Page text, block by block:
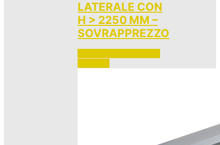
LATERALE CON
H > 2250 MM –
SOVRAPPREZZO